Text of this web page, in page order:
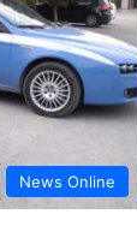
News Online